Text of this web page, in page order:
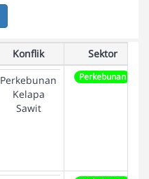
Konflik
Sektor
Perkebunan
Kelapa
Sawit
Perkebunan